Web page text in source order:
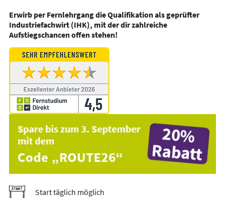
Erwirb per Fernlehrgang die Qualifikation alsgeprüfter
Industriefachwirt (IHK), mit der dir zahlreiche
Aufstiegschancen offen stehen!
Start täglich möglich